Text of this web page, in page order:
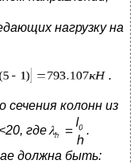
нагрузку на
.
сечения колонн из
<20, где
.
должна быть: